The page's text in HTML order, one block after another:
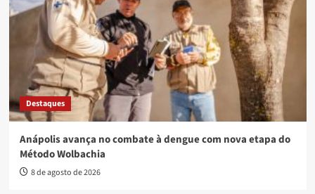
Destaques
Anápolis avança no combate à dengue com nova etapa do
Método Wolbachia
8 de agosto de 2026